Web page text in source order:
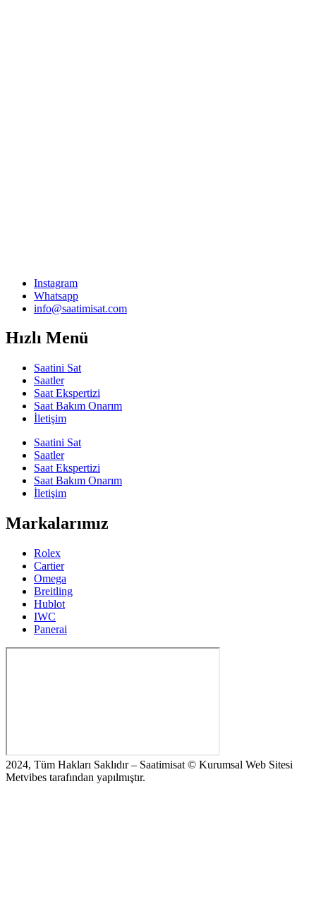
Instagram
Whatsapp
info@saatimisat.com
Hızlı Menü
Saatini Sat
Saatler
Saat Ekspertizi
Saat Bakım Onarım
İletişim
Saatini Sat
Saatler
Saat Ekspertizi
Saat Bakım Onarım
İletişim
Markalarımız
Rolex
Cartier
Omega
Breitling
Hublot
IWC
Panerai
2024, Tüm Hakları Saklıdır – Saatimisat © Kurumsal Web Sitesi
Metvibes tarafından yapılmıştır.